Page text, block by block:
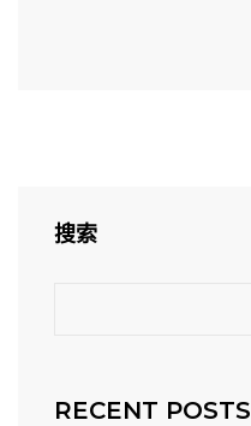
搜索
RECENT POSTS